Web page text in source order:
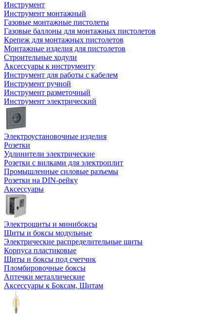
Инструмент
Инструмент монтажный
Газовые монтажные пистолеты
Газовые баллоны для монтажных пистолетов
Крепеж для монтажных пистолетов
Монтажные изделия для пистолетов
Строительные ходули
Аксессуары к инструменту
Инструмент для работы с кабелем
Инструмент ручной
Инструмент разметочный
Инструмент электрический
Электроустановочные изделия
Розетки
Удлинители электрические
Розетки с вилками для электроплит
Промышленные силовые разъемы
Розетки на DIN-рейку
Аксессуары
Электрощиты и минибоксы
Щиты и боксы модульные
Электрические распределительные щиты
Корпуса пластиковые
Щиты и боксы под счетчик
Пломбировочные боксы
Аптечки металлические
Аксессуары к Боксам, Щитам